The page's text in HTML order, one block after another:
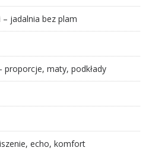
jadalnia bez plam
proporcje, maty, podkłady
echo, komfort